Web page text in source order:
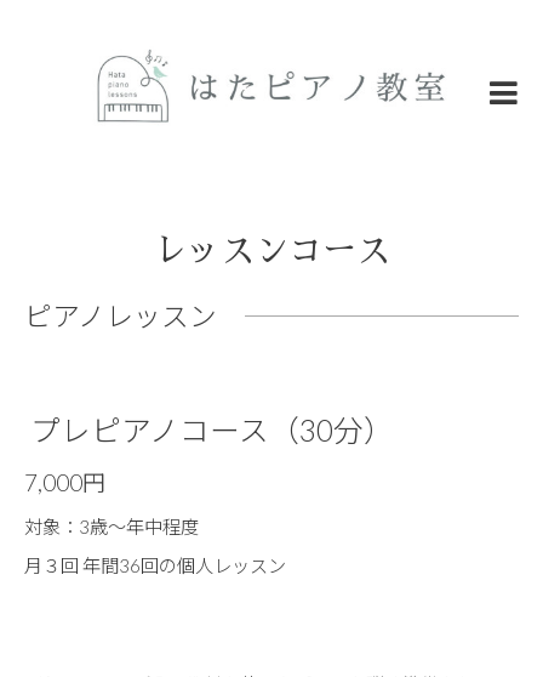
レッスンコース
ピアノレッスン
プレピアノコース（30分）
7,000円
対象：3歳〜年中程度
月３回 年間36回の個人レッスン